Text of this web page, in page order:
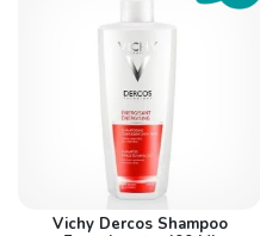
Vichy Dercos Shampoo